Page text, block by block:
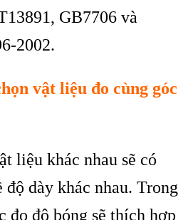
GB7706 và
2002.
vật liệu đo cùng góc
liệu khác nhau sẽ có
độ dày khác nhau. Trong
đo độ bóng sẽ thích hợp